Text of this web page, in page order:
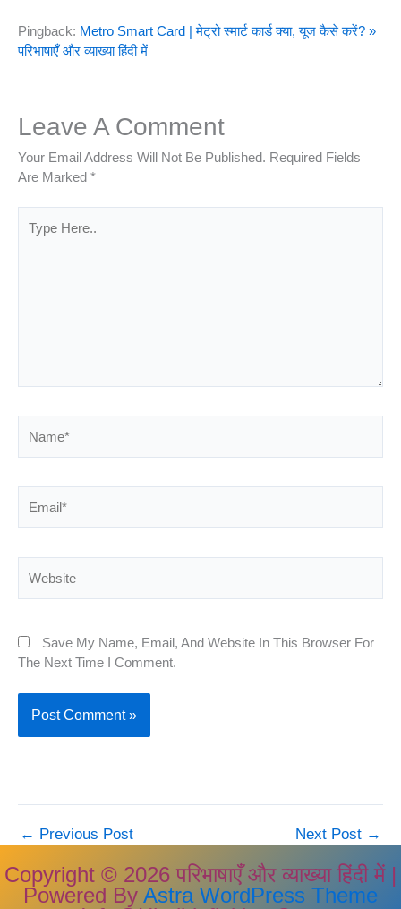
Pingback: Metro Smart Card | मेट्रो स्मार्ट कार्ड क्या, यूज कैसे करें? »
परिभाषाएँ और व्याख्या हिंदी में
Leave A Comment
Your Email Address Will Not Be Published. Required Fields
Are Marked *
Here..
Save My Name, Email, And Website In This Browser For
The Next Time I Comment.
← Previous Post Next Post →
Copyright © 2026 परिभाषाएँ और व्याख्या हिंदी में |
Powered By Astra WordPress Theme